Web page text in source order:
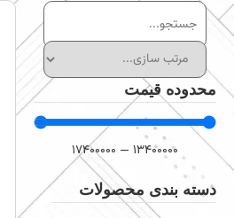
محدوده قیمت
13400000
—
17400000
دسته بندی محصولات